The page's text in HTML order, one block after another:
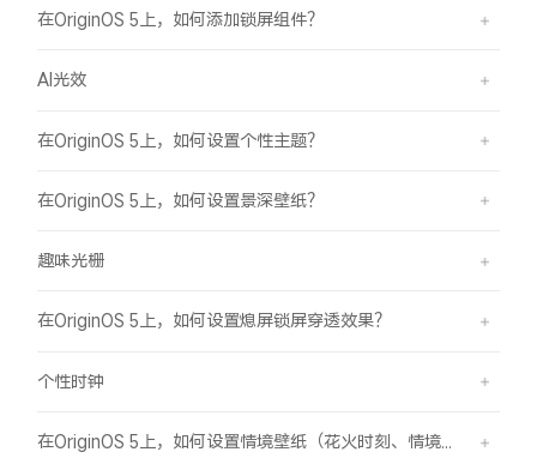
在OriginOS 5上，如何添加锁屏组件？
AI光效
在OriginOS 5上，如何设置个性主题？
在OriginOS 5上，如何设置景深壁纸？
趣味光栅
在OriginOS 5上，如何设置熄屏锁屏穿透效果？
个性时钟